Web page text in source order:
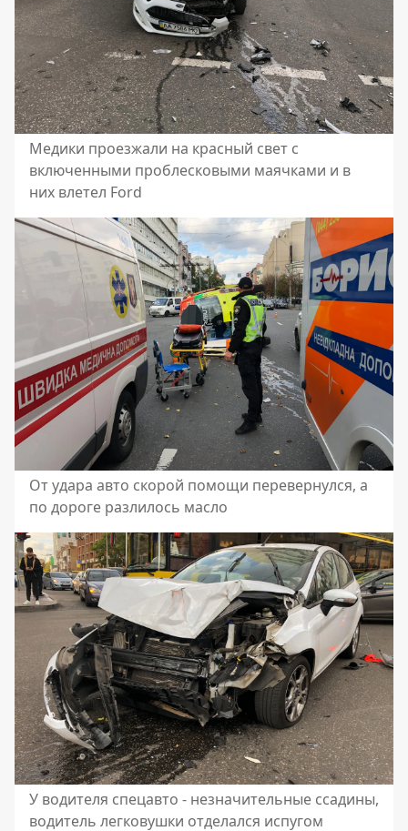
Медики проезжали на красный свет с
включенными проблесковыми маячками и в
них влетел Ford
От удара авто скорой помощи перевернулся, а
по дороге разлилось масло
У водителя спецавто - незначительные ссадины,
водитель легковушки отделался испугом